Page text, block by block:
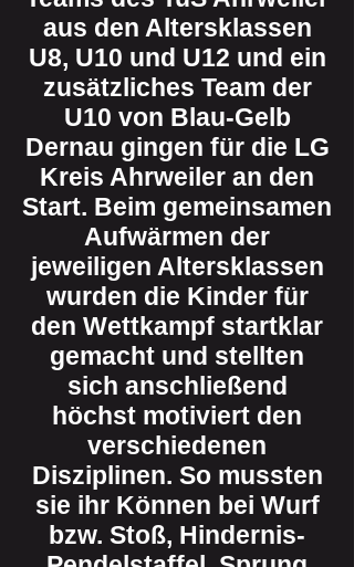
aus den Altersklassen
U8, U10 und U12 und ein
zusätzliches Team der
U10 von Blau-Gelb
Dernau gingen für die LG
Kreis Ahrweiler an den
Start. Beim gemeinsamen
Aufwärmen der
jeweiligen Altersklassen
wurden die Kinder für
den Wettkampf startklar
gemacht und stellten
sich anschließend
höchst motiviert den
verschiedenen
Disziplinen. So mussten
sie ihr Können bei Wurf
bzw. Stoß, Hindernis-